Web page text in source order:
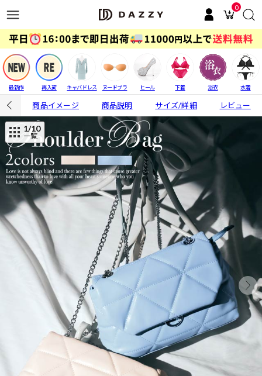
0
最新作 再入荷 キャバドレス ヌードブラ ヒール 下着 浴衣 水着
商品イメージ 商品説明 サイズ/詳細 レビュー
1/10
一覧